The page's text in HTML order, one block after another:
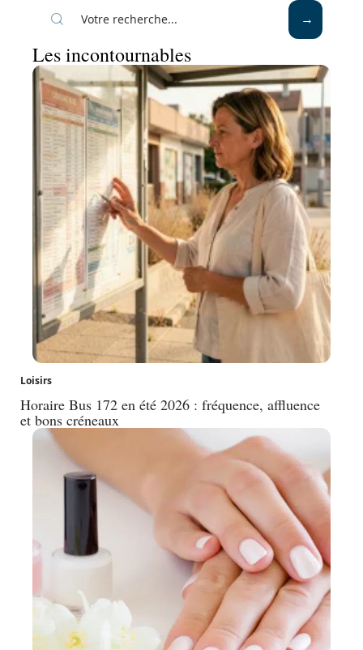
Les incontournables
Loisirs
Horaire Bus 172 en été 2026 : fréquence, affluence
et bons créneaux